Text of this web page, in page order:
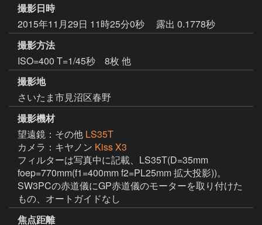
撮影日時
2015年11月29日 11時25分0秒
露出 0.1778秒
撮影方法
ISO=400 T=1/45秒 8枚 他
撮影地
さいたま市見沼区春野
撮影機材
望遠鏡：その他 LS35T
カメラ：キヤノン Kiss X3
フィルターは写真中に記載、LS35T(D=35mm
foep=770mm(f1=400mm f2=PL25mm 拡大投影))。
SW3PCの赤道儀にGP赤道儀のモーターを取り付けた
もの、オートガイドなし
焦点距離